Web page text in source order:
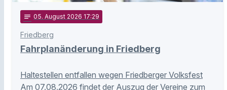
notes 05. August 2026 17:29
Friedberg
Fahrplanänderung in Friedberg
Haltestellen entfallen wegen Friedberger Volksfest
Am 07.08.2026 findet der Auszug der Vereine zum